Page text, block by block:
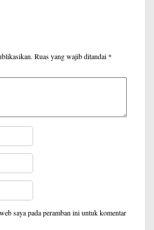
Ruas yang wajib ditandai *
saya pada peramban ini untuk komentar